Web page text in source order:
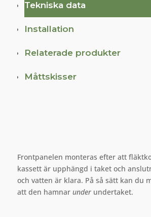
Tekniska data
Installation
Relaterade produkter
Måttskisser
Frontpanelen monteras efter att
kassett är upphängd i taket och
och vatten är klara. På så sätt kan du
att den hamnar underundertaket.